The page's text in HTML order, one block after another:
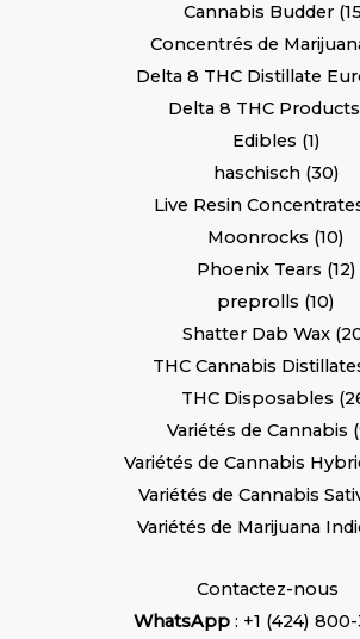
Cannabis Budder 15
Concentrés de
Delta 8 THC Distillate
Delta 8 THC Products
Edibles 1
haschisch 30
Live Resin
Moonrocks 10
Phoenix Tears 12
preprolls 10
Shatter Dab Wax
THC Cannabis
THC Disposables
Variétés de Cannabis
Variétés de Cannabis
Variétés de Cannabis
Variétés de Marijuana
Contactez-nous
WhatsApp : +1 (424)